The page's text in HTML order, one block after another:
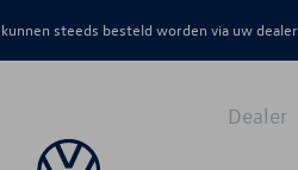
steeds besteld worden via uw dealer.
Dealer